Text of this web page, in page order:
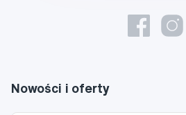
Nowości i oferty